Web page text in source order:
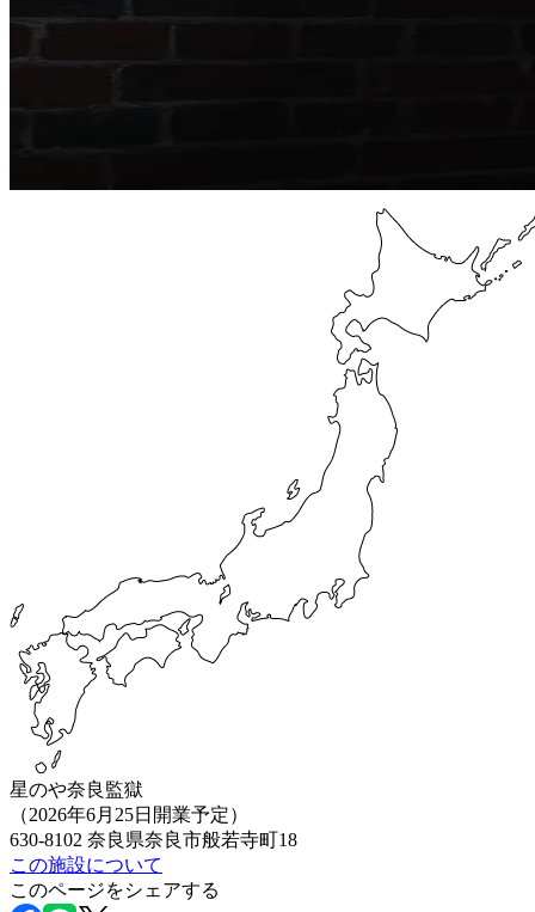
星のや奈良監獄
（2026年6⽉25⽇開業予定）
630-8102 奈良県奈良市般若寺町18
この施設について
このページをシェアする